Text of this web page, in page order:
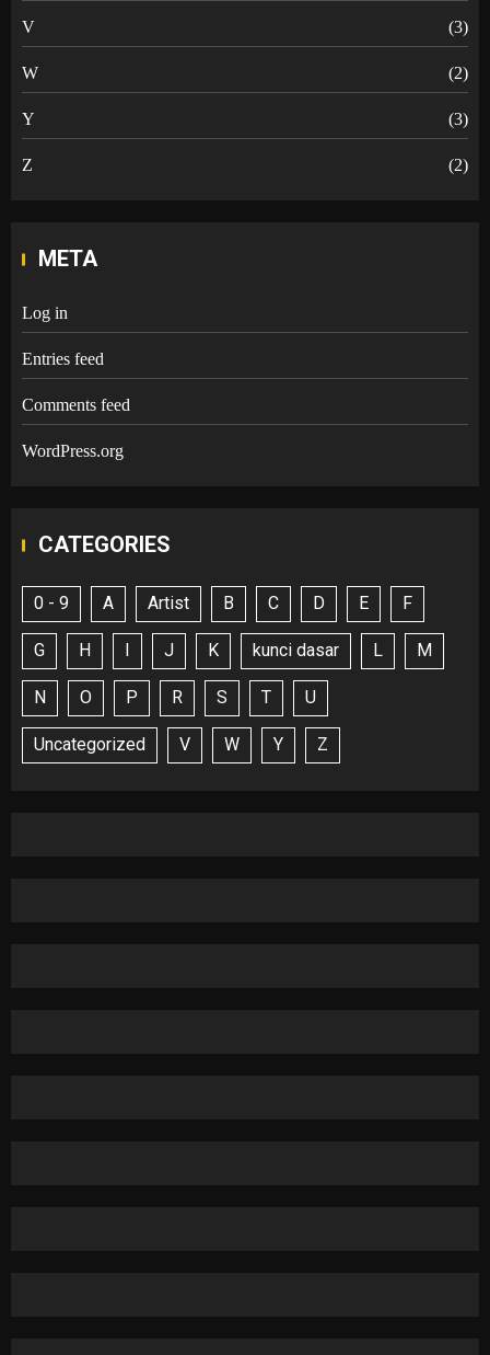
V (3)
W (2)
Y (3)
Z (2)
META
Log in
Entries feed
Comments feed
WordPress.org
CATEGORIES
0 - 9 A Artist B C D E F
G H I J K kunci dasar L M
N O P R S T U
Uncategorized V W Y Z